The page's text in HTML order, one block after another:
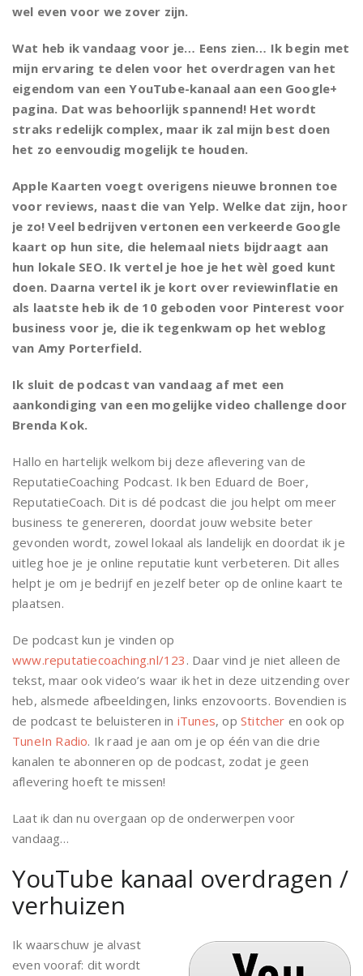
wel even voor we zover zijn.
Wat heb ik vandaag voor je… Eens zien… Ik begin met
mijn ervaring te delen voor het overdragen van het
eigendom van een YouTube-kanaal aan een Google+
pagina. Dat was behoorlijk spannend! Het wordt
straks redelijk complex, maar ik zal mijn best doen
het zo eenvoudig mogelijk te houden.
Apple Kaarten voegt overigens nieuwe bronnen toe
voor reviews, naast die van Yelp. Welke dat zijn, hoor
je zo! Veel bedrijven vertonen een verkeerde Google
kaart op hun site, die helemaal niets bijdraagt aan
hun lokale SEO. Ik vertel je hoe je het wèl goed kunt
doen. Daarna vertel ik je kort over reviewinflatie en
als laatste heb ik de 10 geboden voor Pinterest voor
business voor je, die ik tegenkwam op het weblog
van Amy Porterfield.
Ik sluit de podcast van vandaag af met een
aankondiging van een mogelijke video challenge door
Brenda Kok.
Hallo en hartelijk welkom bij deze aflevering van de
ReputatieCoaching Podcast. Ik ben Eduard de Boer,
ReputatieCoach. Dit is dé podcast die jou helpt om meer
business te genereren, doordat jouw website beter
gevonden wordt, zowel lokaal als landelijk en doordat ik je
uitleg hoe je je online reputatie kunt verbeteren. Dit alles
helpt je om je bedrijf en jezelf beter op de online kaart te
plaatsen.
De podcast kun je vinden op
www.reputatiecoaching.nl/123 . Daar vind je niet alleen de
tekst, maar ook video’s waar ik het in deze uitzending over
heb, alsmede afbeeldingen, links enzovoorts. Bovendien is
de podcast te beluisteren in iTunes, opStitcher en ook op
TuneIn Radio. Ik raad je aan om je op één van die drie
kanalen te abonneren op de podcast, zodat je geen
aflevering hoeft te missen!
Laat ik dan nu overgaan op de onderwerpen voor
vandaag…
YouTube kanaal overdragen /
verhuizen
Ik waarschuw je alvast
even vooraf: dit wordt